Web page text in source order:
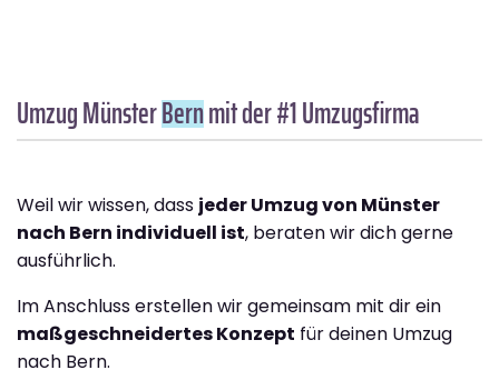
Umzug MünsterBernmit der #1 Umzugsfirma
Weil wir wissen, dass jeder Umzug von Münster
nach Bern individuell ist, beraten wir dich gerne
ausführlich.
Im Anschluss erstellen wir gemeinsam mit dir ein
maßgeschneidertes Konzept für deinen Umzug
nach Bern.